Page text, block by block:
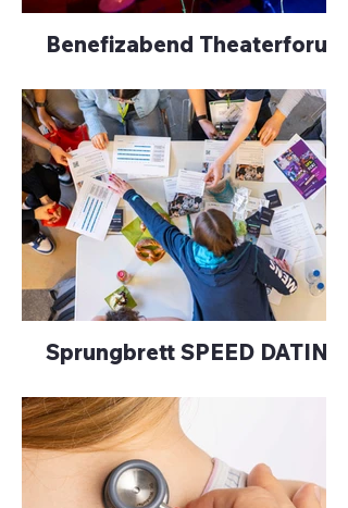
Benefizabend Theaterforum
Sprungbrett SPEED DATING